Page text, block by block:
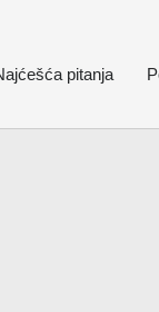
pitanja